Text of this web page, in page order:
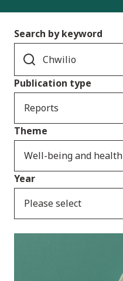
Search by keyword
Publication type
Reports
Theme
Well-being and health
Year
Please select